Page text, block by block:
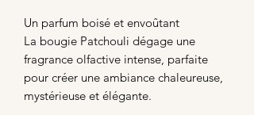
Un parfum boisé et envoûtant
La bougie Patchouli dégage une
fragrance olfactive intense, parfaite
pour créer une ambiance chaleureuse,
mystérieuse et élégante.